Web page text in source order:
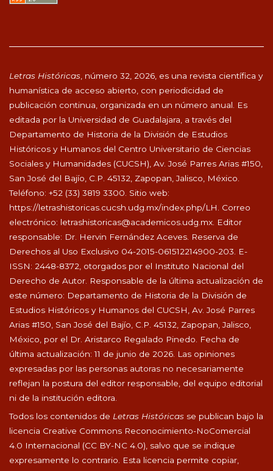
Letras Históricas , número 32, 2026, es una revista científica y
humanística de acceso abierto, con periodicidad de
publicación continua, organizada en un número anual. Es
editada por la Universidad de Guadalajara, a través del
Departamento de Historia de la División de Estudios
Históricos y Humanos del Centro Universitario de Ciencias
Sociales y Humanidades (CUCSH), Av. José Parres Arias #150,
San José del Bajío, C.P. 45132, Zapopan, Jalisco, México.
Teléfono: +52 (33) 3819 3300. Sitio web:
https://letrashistoricas.cucsh.udg.mx/index.php/LH
. Correo
electrónico: letrashistoricas@academicos.udg.mx . Editor
responsable: Dr. Hervin Fernández Aceves. Reserva de
Derechos al Uso Exclusivo 04-2015-061512214900-203. E-
ISSN: 2448-8372, otorgados por el Instituto Nacional del
Derecho de Autor. Responsable de la última actualización de
este número: Departamento de Historia de la División de
Estudios Históricos y Humanos del CUCSH, Av. José Parres
Arias #150, San José del Bajío, C.P. 45132, Zapopan, Jalisco,
México, por el Dr. Aristarco Regalado Pinedo. Fecha de
última actualización: 11 de junio de 2026. Las opiniones
expresadas por las personas autoras no necesariamente
reflejan la postura del editor responsable, del equipo editorial
ni de la institución editora.
Todos los contenidos de Letras Históricas se publican bajo la
licencia Creative Commons Reconocimiento-NoComercial
4.0 Internacional (CC BY-NC 4.0), salvo que se indique
expresamente lo contrario. Esta licencia permite copiar,